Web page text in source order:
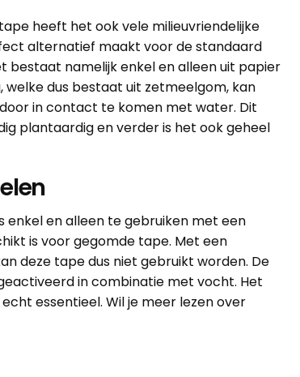
heeft het ook vele milieuvriendelijke
alternatief maakt voor de standaard
bestaat namelijk enkel en alleen uit papier
welke dus bestaat uit zetmeelgom, kan
in contact te komen met water. Dit
plantaardig en verder is het ook geheel
enkel en alleen te gebruiken met een
is voor gegomde tape. Met een
deze tape dus niet gebruikt worden. De
in combinatie met vocht. Het
essentieel. Wil je meer lezen over